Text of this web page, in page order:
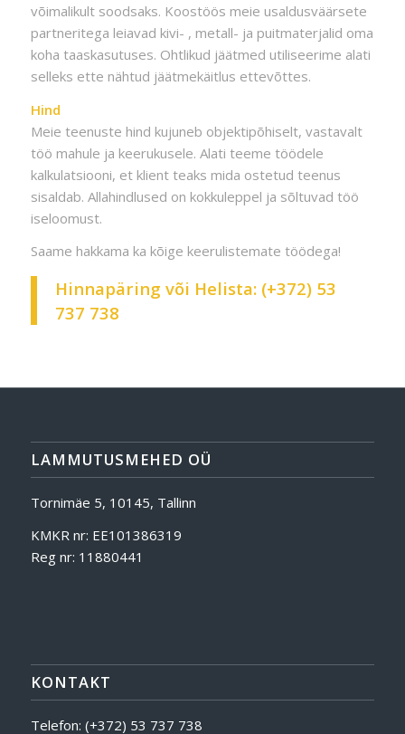
võimalikult soodsaks. Koostöös meie usaldusväärsete
partneritega leiavad kivi- , metall- ja puitmaterjalid oma
koha taaskasutuses. Ohtlikud jäätmed utiliseerime alati
selleks ette nähtud jäätmekäitlus ettevõttes.
Hind
Meie teenuste hind kujuneb objektipõhiselt, vastavalt
töö mahule ja keerukusele. Alati teeme töödele
kalkulatsiooni, et klient teaks mida ostetud teenus
sisaldab. Allahindlused on kokkuleppel ja sõltuvad töö
iseloomust.
Saame hakkama ka kõige keerulistemate töödega!
Hinnapäring või Helista: (+372) 53
737 738
LAMMUTUSMEHED OÜ
Tornimäe 5, 10145, Tallinn
KMKR nr: EE101386319
Reg nr: 11880441
KONTAKT
Telefon: (+372) 53 737 738